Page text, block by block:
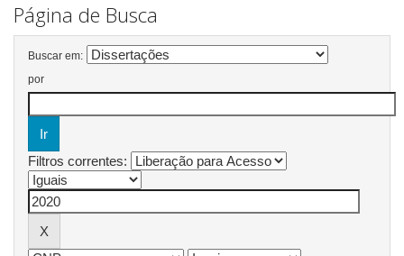
Página de Busca
Buscar em:
por
Filtros correntes: